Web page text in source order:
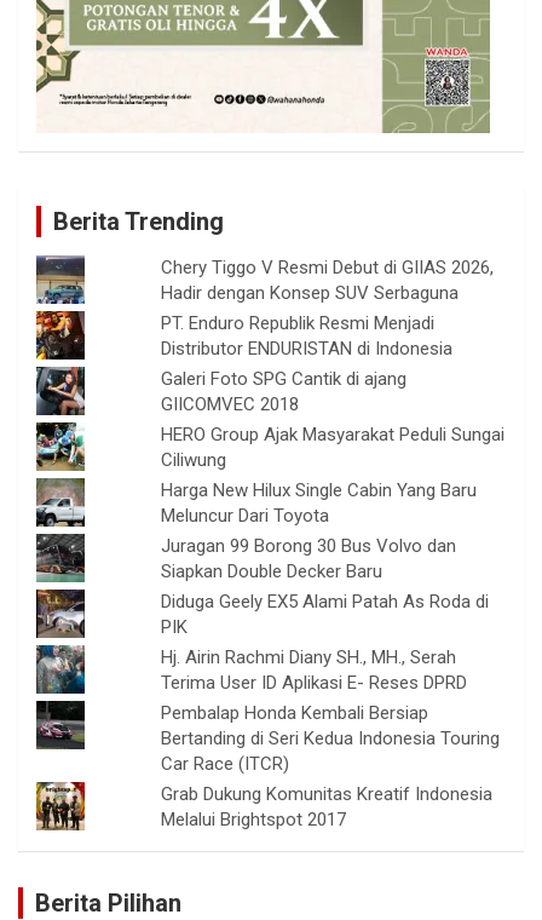
Berita Trending
Chery Tiggo V Resmi Debut di GIIAS 2026,
Hadir dengan Konsep SUV Serbaguna
PT. Enduro Republik Resmi Menjadi
Distributor ENDURISTAN di Indonesia
Galeri Foto SPG Cantik di ajang
GIICOMVEC 2018
HERO Group Ajak Masyarakat Peduli Sungai
Ciliwung
Harga New Hilux Single Cabin Yang Baru
Meluncur Dari Toyota
Juragan 99 Borong 30 Bus Volvo dan
Siapkan Double Decker Baru
Diduga Geely EX5 Alami Patah As Roda di
PIK
Hj. Airin Rachmi Diany SH., MH., Serah
Terima User ID Aplikasi E- Reses DPRD
Pembalap Honda Kembali Bersiap
Bertanding di Seri Kedua Indonesia Touring
Car Race (ITCR)
Grab Dukung Komunitas Kreatif Indonesia
Melalui Brightspot 2017
Berita Pilihan